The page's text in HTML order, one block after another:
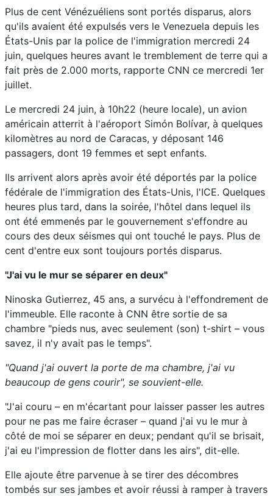
Plus de cent Vénézuéliens sont portés disparus, alors
qu'ils avaient été expulsés vers le Venezuela depuis les
États-Unis par la police de l'immigration mercredi 24
juin, quelques heures avant le tremblement de terre qui a
fait près de 2.000 morts, rapporte CNN ce mercredi 1er
juillet.
Le mercredi 24 juin, à 10h22 (heure locale), un avion
américain atterrit à l'aéroport Simón Bolívar, à quelques
kilomètres au nord de Caracas, y déposant 146
passagers, dont 19 femmes et sept enfants.
Ils arrivent alors après avoir été déportés par la police
fédérale de l'immigration des États-Unis, l'ICE. Quelques
heures plus tard, dans la soirée, l'hôtel dans lequel ils
ont été emmenés par le gouvernement s'effondre au
cours des deux séismes qui ont touché le pays. Plus de
cent d'entre eux sont toujours portés disparus.
"J'ai vu le mur se séparer en deux"
Ninoska Gutierrez, 45 ans, a survécu à l'effondrement de
l'immeuble. Elle raconte à CNN être sortie de sa
chambre "pieds nus, avec seulement (son) t-shirt – vous
savez, il n'y avait pas le temps".
"Quand j'ai ouvert la porte de ma chambre, j'ai vu
beaucoup de gens courir", se souvient-elle.
"J'ai couru – en m'écartant pour laisser passer les autres
pour ne pas me faire écraser – quand j'ai vu le mur à
côté de moi se séparer en deux; pendant qu'il se brisait,
j'ai eu l'impression de flotter dans les airs", dit-elle.
Elle ajoute être parvenue à se tirer des décombres
tombés sur ses jambes et avoir réussi à ramper à travers